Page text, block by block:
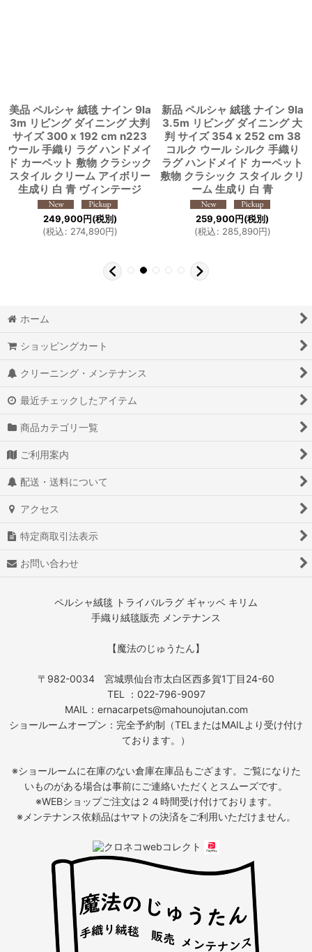
美品 ペルシャ 絨毯 ナイン 9la
3m リビング ダイニング 大判
サイズ 300 x 192 cm n223
ウール 手織り ラグ ハンドメイ
ド カーペット 敷物 クラシック
スタイル クリーム アイボリー
生成り 白 青 ヴィンテージ
249,900円(税別)
(税込: 274,890円)
新品 ペルシャ 絨毯 ナイン 9la
3.5m リビング ダイニング 大
判 サイズ 354 x 252 cm 38
コルク ウール シルク 手織り
ラグ ハンドメイド カーペット
敷物 クラシック スタイル クリ
ーム 生成り 白 青
259,900円(税別)
(税込: 285,890円)
ホーム
ショッピングカート
クリーニング・メンテナンス
最近チェックしたアイテム
商品カテゴリ一覧
ご利用案内
配送・送料について
アクセス
特定商取引法表示
お問い合わせ
ペルシャ絨毯 トライバルラグ ギャッベ キリム
手織り絨毯販売 メンテナンス
【魔法のじゅうたん】
〒982-0034 宮城県仙台市太白区西多賀1丁目24-60
TEL ：022-796-9097
MAIL：ernacarpets@mahounojutan.com
ショールームオープン：完全予約制（TELまたはMAILより受け付け
ております。）
※ショールームに在庫のない倉庫在庫品もござます。ご覧になりた
いものがある場合は事前にご連絡いただくとスムーズです。
※WEBショップご注文は２４時間受け付けております。
※メンテナンス依頼品はヤマトの決済をご利用いただけません。